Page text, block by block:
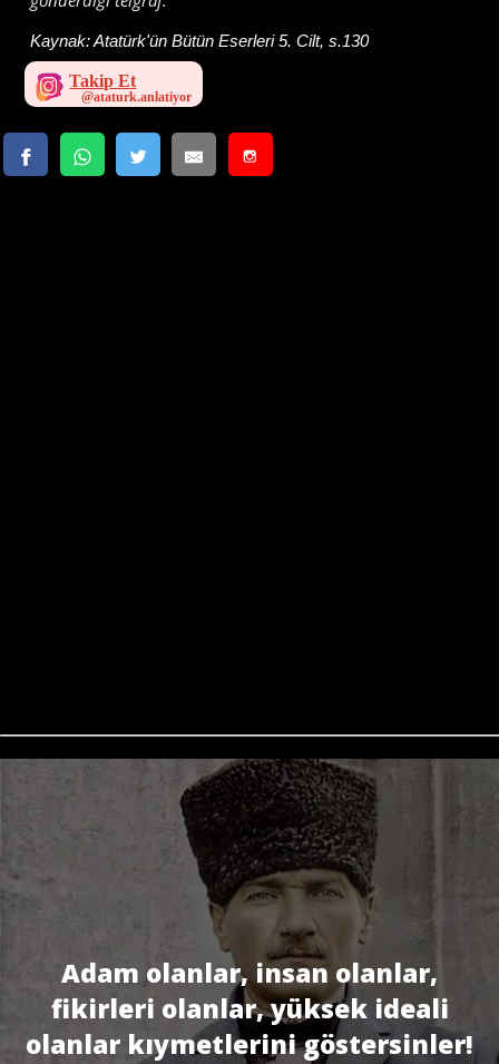
Kaynak:Atatürk'ün Bütün Eserleri 5. Cilt, s.130
Takip Et
Adam olanlar, insan olanlar,
fikirleri olanlar, yüksek ideali
olanlar kıymetlerini göstersinler!